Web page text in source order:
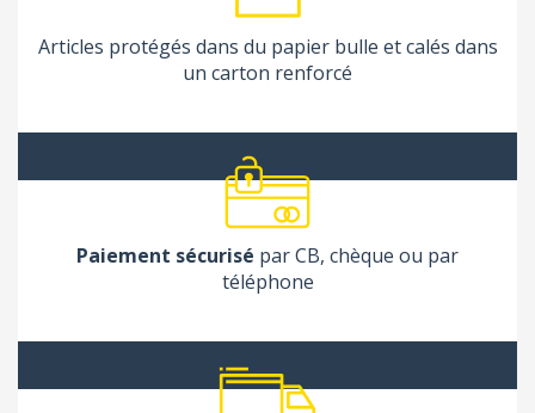
Articles protégés dans du papier bulle et calés dans
un carton renforcé
Paiement sécurisé par CB, chèque ou par
téléphone